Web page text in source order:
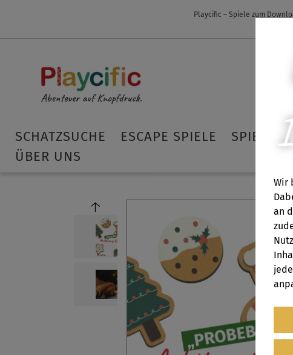
Playcific – Spiele zum
SCHATZSUCHE ESCAPE SPIELE SPIELE
ÜBER UNS
Wir
an